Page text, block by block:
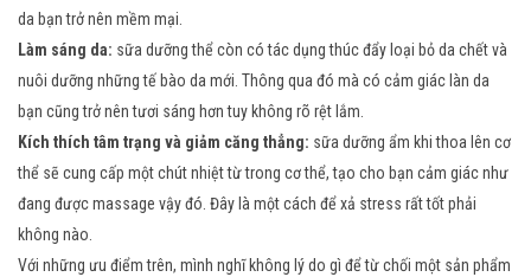
da bạn trở nên mềm mại.
Làm sáng da: sữa dưỡng thể còn có tác dụng thúc đẩy loại bỏ da chết và
nuôi dưỡng những tế bào da mới. Thông qua đó mà có cảm giác làn da
bạn cũng trở nên tươi sáng hơn tuy không rõ rệt lắm.
Kích thích tâm trạng và giảm căng thẳng: sữa dưỡng ẩm khi thoa lên cơ
thể sẽ cung cấp một chút nhiệt từ trong cơ thể, tạo cho bạn cảm giác như
đang được massage vậy đó. Đây là một cách để xả stress rất tốt phải
không nào.
Với những ưu điểm trên, mình nghĩ không lý do gì để từ chối một sản phẩm